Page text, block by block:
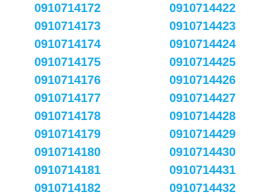
0910714172
0910714173
0910714174
0910714175
0910714176
0910714177
0910714178
0910714179
0910714180
0910714181
0910714182
0910714422
0910714423
0910714424
0910714425
0910714426
0910714427
0910714428
0910714429
0910714430
0910714431
0910714432